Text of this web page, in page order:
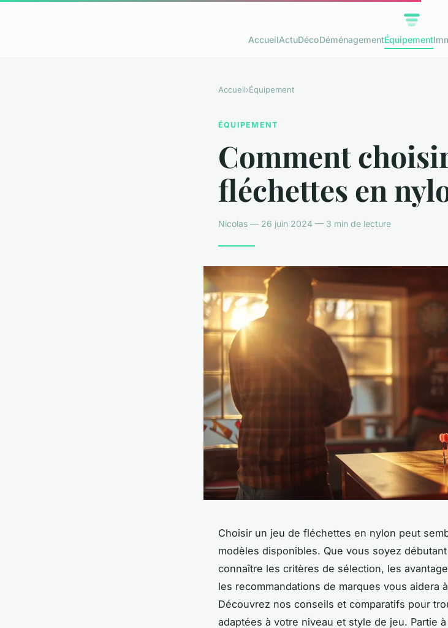
AccueilActuDécoDéménagementÉquipement
Accueil›Équipement
ÉQUIPEMENT
Comment
fléchettes en
Nicolas — 26 juin 2024 — 3 min de lecture
Choisir un jeu de fléchettes en nylon peut
modèles disponibles. Que vous soyez
connaître les critères de sélection, les
les recommandations de marques vous aidera
Découvrez nos conseils et comparatifs pour
adaptées à votre niveau et style de jeu. Partie